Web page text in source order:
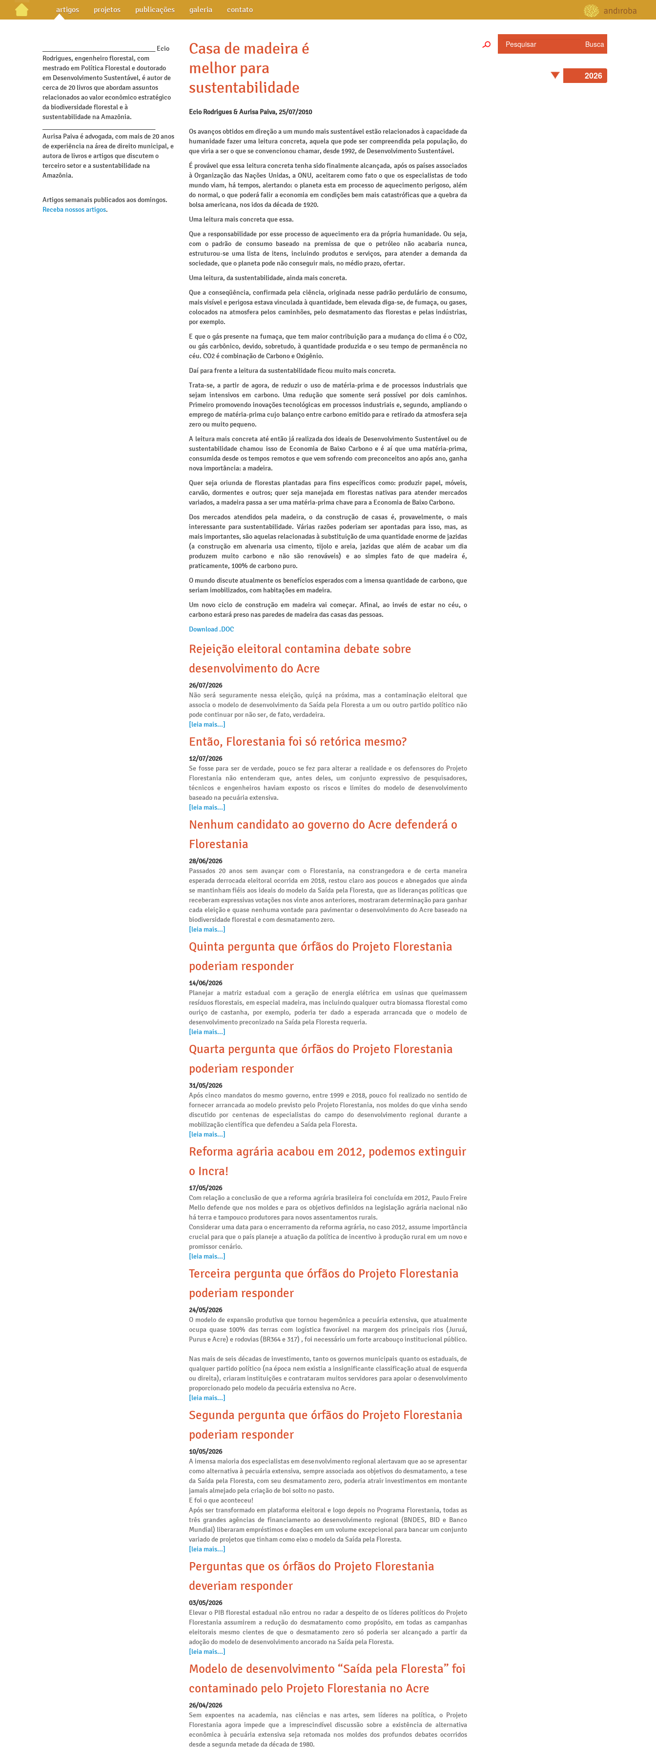
artigos projetos publicações galeria contato
_________________________________ Ecio
Rodrigues, engenheiro florestal, com
mestrado em Política Florestal e doutorado
em Desenvolvimento Sustentável, é autor de
cerca de 20 livros que abordam assuntos
relacionados ao valor econômico estratégico
da biodiversidade florestal e à
sustentabilidade na Amazônia.
Aurisa Paiva é advogada, com mais de 20 anos
de experiência na área de direito municipal, e
autora de livros e artigos que discutem o
terceiro setor e a sustentabilidade na
Amazônia.
Artigos semanais publicados aos domingos.
Receba nossos artigos.
Casa de madeira é
melhor para
sustentabilidade
Ecio Rodrigues & Aurisa Paiva, 25/07/2010
Os avanços obtidos em direção a um mundo mais sustentável estão relacionados à capacidade da
humanidade fazer uma leitura concreta, aquela que pode ser compreendida pela população, do
que viria a ser o que se convencionou chamar, desde 1992, de Desenvolvimento Sustentável.
É provável que essa leitura concreta tenha sido finalmente alcançada, após os países associados
à Organização das Nações Unidas, a ONU, aceitarem como fato o que os especialistas de todo
mundo viam, há tempos, alertando: o planeta esta em processo de aquecimento perigoso, além
do normal, o que poderá falir a economia em condições bem mais catastróficas que a quebra da
bolsa americana, nos idos da década de 1920.
Uma leitura mais concreta que essa.
Que a responsabilidade por esse processo de aquecimento era da própria humanidade. Ou seja,
com o padrão de consumo baseado na premissa de que o petróleo não acabaria nunca,
estruturou-se uma lista de itens, incluindo produtos e serviços, para atender a demanda da
sociedade, que o planeta pode não conseguir mais, no médio prazo, ofertar.
Uma leitura, da sustentabilidade, ainda mais concreta.
Que a conseqüência, confirmada pela ciência, originada nesse padrão perdulário de consumo,
mais visível e perigosa estava vinculada à quantidade, bem elevada diga-se, de fumaça, ou gases,
colocados na atmosfera pelos caminhões, pelo desmatamento das florestas e pelas indústrias,
por exemplo.
E que o gás presente na fumaça, que tem maior contribuição para a mudança do clima é o CO2,
ou gás carbônico, devido, sobretudo, à quantidade produzida e o seu tempo de permanência no
céu. CO2 é combinação de Carbono e Oxigênio.
Daí para frente a leitura da sustentabilidade ficou muito mais concreta.
Trata-se, a partir de agora, de reduzir o uso de matéria-prima e de processos industriais que
sejam intensivos em carbono. Uma redução que somente será possível por dois caminhos.
Primeiro promovendo inovações tecnológicas em processos industriais e, segundo, ampliando o
emprego de matéria-prima cujo balanço entre carbono emitido para e retirado da atmosfera seja
zero ou muito pequeno.
A leitura mais concreta até então já realizada dos ideais de Desenvolvimento Sustentável ou de
sustentabilidade chamou isso de Economia de Baixo Carbono e é aí que uma matéria-prima,
consumida desde os tempos remotos e que vem sofrendo com preconceitos ano após ano, ganha
nova importância: a madeira.
Quer seja oriunda de florestas plantadas para fins específicos como: produzir papel, móveis,
carvão, dormentes e outros; quer seja manejada em florestas nativas para atender mercados
variados, a madeira passa a ser uma matéria-prima chave para a Economia de Baixo Carbono.
Dos mercados atendidos pela madeira, o da construção de casas é, provavelmente, o mais
interessante para sustentabilidade. Várias razões poderiam ser apontadas para isso, mas, as
mais importantes, são aquelas relacionadas à substituição de uma quantidade enorme de jazidas
(a construção em alvenaria usa cimento, tijolo e areia, jazidas que além de acabar um dia
produzem muito carbono e não são renováveis) e ao simples fato de que madeira é,
praticamente, 100% de carbono puro.
O mundo discute atualmente os benefícios esperados com a imensa quantidade de carbono, que
seriam imobilizados, com habitações em madeira.
Um novo ciclo de construção em madeira vai começar. Afinal, ao invés de estar no céu, o
carbono estará preso nas paredes de madeira das casas das pessoas.
Download .DOC
Rejeição eleitoral contamina debate sobre
desenvolvimento do Acre
26/07/2026
Não será seguramente nessa eleição, quiçá na próxima, mas a contaminação eleitoral que
associa o modelo de desenvolvimento da Saída pela Floresta a um ou outro partido político não
pode continuar por não ser, de fato, verdadeira.
[leia mais...]
Então, Florestania foi só retórica mesmo?
12/07/2026
Se fosse para ser de verdade, pouco se fez para alterar a realidade e os defensores do Projeto
Florestania não entenderam que, antes deles, um conjunto expressivo de pesquisadores,
técnicos e engenheiros haviam exposto os riscos e limites do modelo de desenvolvimento
baseado na pecuária extensiva.
[leia mais...]
Nenhum candidato ao governo do Acre defenderá o
Florestania
28/06/2026
Passados 20 anos sem avançar com o Florestania, na constrangedora e de certa maneira
esperada derrocada eleitoral ocorrida em 2018, restou claro aos poucos e abnegados que ainda
se mantinham fiéis aos ideais do modelo da Saída pela Floresta, que as lideranças políticas que
receberam expressivas votações nos vinte anos anteriores, mostraram determinação para ganhar
cada eleição e quase nenhuma vontade para pavimentar o desenvolvimento do Acre baseado na
biodiversidade florestal e com desmatamento zero.
[leia mais...]
Quinta pergunta que órfãos do Projeto Florestania
poderiam responder
14/06/2026
Planejar a matriz estadual com a geração de energia elétrica em usinas que queimassem
resíduos florestais, em especial madeira, mas incluindo qualquer outra biomassa florestal como
ouriço de castanha, por exemplo, poderia ter dado a esperada arrancada que o modelo de
desenvolvimento preconizado na Saída pela Floresta requeria.
[leia mais...]
Quarta pergunta que órfãos do Projeto Florestania
poderiam responder
31/05/2026
Após cinco mandatos do mesmo governo, entre 1999 e 2018, pouco foi realizado no sentido de
fornecer arrancada ao modelo previsto pelo Projeto Florestania, nos moldes do que vinha sendo
discutido por centenas de especialistas do campo do desenvolvimento regional durante a
mobilização científica que defendeu a Saída pela Floresta.
[leia mais...]
Reforma agrária acabou em 2012, podemos extinguir
o Incra!
17/05/2026
Com relação a conclusão de que a reforma agrária brasileira foi concluída em 2012, Paulo Freire
Mello defende que nos moldes e para os objetivos definidos na legislação agrária nacional não
há terra e tampouco produtores para novos assentamentos rurais.
Considerar uma data para o encerramento da reforma agrária, no caso 2012, assume importância
crucial para que o país planeje a atuação da política de incentivo à produção rural em um novo e
promissor cenário.
[leia mais...]
Terceira pergunta que órfãos do Projeto Florestania
poderiam responder
24/05/2026
O modelo de expansão produtiva que tornou hegemônica a pecuária extensiva, que atualmente
ocupa quase 100% das terras com logística favorável na margem dos principais rios (Juruá,
Purus e Acre) e rodovias (BR364 e 317) , foi necessário um forte arcabouço institucional público.
Nas mais de seis décadas de investimento, tanto os governos municipais quanto os estaduais, de
qualquer partido político (na época nem existia a insignificante classificação atual de esquerda
ou direita), criaram instituições e contrataram muitos servidores para apoiar o desenvolvimento
proporcionado pelo modelo da pecuária extensiva no Acre.
[leia mais...]
Segunda pergunta que órfãos do Projeto Florestania
poderiam responder
10/05/2026
A imensa maioria dos especialistas em desenvolvimento regional alertavam que ao se apresentar
como alternativa à pecuária extensiva, sempre associada aos objetivos do desmatamento, a tese
da Saída pela Floresta, com seu desmatamento zero, poderia atrair investimentos em montante
jamais almejado pela criação de boi solto no pasto.
E foi o que aconteceu!
Após ser transformado em plataforma eleitoral e logo depois no Programa Florestania, todas as
três grandes agências de financiamento ao desenvolvimento regional (BNDES, BID e Banco
Mundial) liberaram empréstimos e doações em um volume excepcional para bancar um conjunto
variado de projetos que tinham como eixo o modelo da Saída pela Floresta.
[leia mais...]
Perguntas que os órfãos do Projeto Florestania
deveriam responder
03/05/2026
Elevar o PIB florestal estadual não entrou no radar a despeito de os líderes políticos do Projeto
Florestania assumirem a redução do desmatamento como propósito, em todas as campanhas
eleitorais mesmo cientes de que o desmatamento zero só poderia ser alcançado a partir da
adoção do modelo de desenvolvimento ancorado na Saída pela Floresta.
[leia mais...]
Modelo de desenvolvimento “Saída pela Floresta” foi
contaminado pelo Projeto Florestania no Acre
26/04/2026
Sem expoentes na academia, nas ciências e nas artes, sem líderes na política, o Projeto
Florestania agora impede que a imprescindível discussão sobre a existência de alternativa
econômica à pecuária extensiva seja retomada nos moldes dos profundos debates ocorridos
desde a segunda metade da década de 1980.